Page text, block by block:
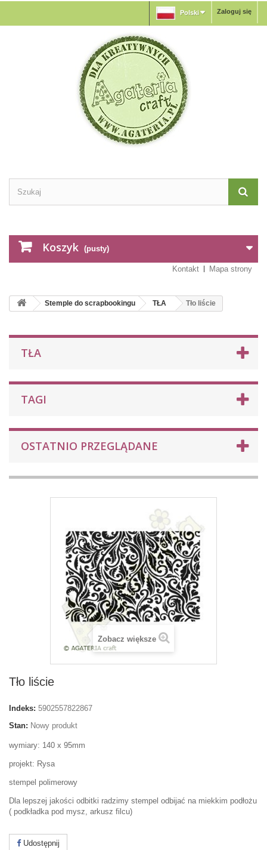
Zaloguj się
Polski
Koszyk (pusty)
Kontakt Mapa strony
Stemple do scrapbookingu TŁA Tło liście
TŁA
TAGI
OSTATNIO PRZEGLĄDANE
Zobacz większe
Tło liście
Indeks: 5902557822867
Stan: Nowy produkt
wymiary: 140 x 95mm
projekt: Rysa
stempel polimerowy
Dla lepszej jakości odbitki radzimy stempel odbijać na miekkim podłożu
( podkładka pod mysz, arkusz filcu)
Udostępnij